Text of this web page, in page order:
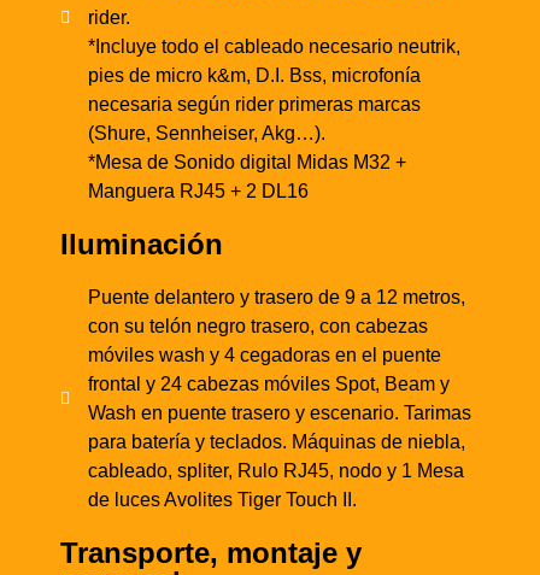
rider.
*Incluye todo el cableado necesario neutrik,
pies de micro k&m, D.I. Bss, microfonía
necesaria según rider primeras marcas
(Shure, Sennheiser, Akg…).
*Mesa de Sonido digital Midas M32 +
Manguera RJ45 + 2 DL16
Iluminación
Puente delantero y trasero de 9 a 12 metros,
con su telón negro trasero, con cabezas
móviles wash y 4 cegadoras en el puente
frontal y 24 cabezas móviles Spot, Beam y
Wash en puente trasero y escenario. Tarimas
para batería y teclados. Máquinas de niebla,
cableado, spliter, Rulo RJ45, nodo y 1 Mesa
de luces Avolites Tiger Touch II.
Transporte, montaje y